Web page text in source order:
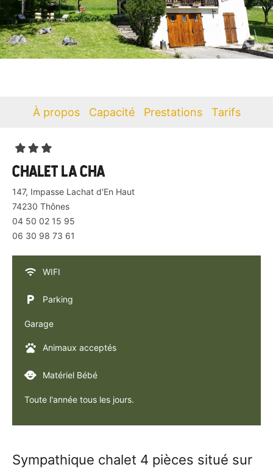
À propos Capacité Prestations Tarifs
CHALET LA CHA
147, Impasse Lachat d'En Haut
74230 Thônes
04 50 02 15 95
06 30 98 73 61
WIFI
Parking
Garage
Animaux acceptés
Matériel Bébé
Toute l'année tous les jours.
Sympathique chalet 4 pièces situé sur